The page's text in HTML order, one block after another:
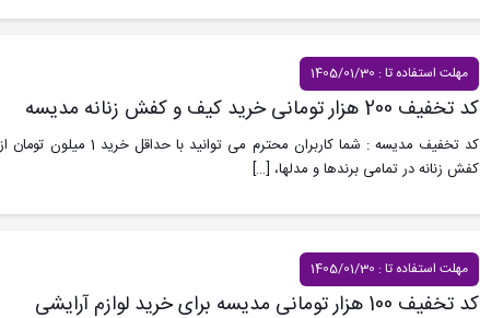
مهلت استفاده تا : 1405/01/30
کد تخفیف 200 هزار تومانی خرید کیف و کفش زنانه مدیسه
کد تخفیف مدیسه : شما کاربران محترم می
کفش زنانه در تمامی برندها و مدلها، […]
مهلت استفاده تا : 1405/01/30
کد تخفیف 100 هزار تومانی مدیسه برای خرید لوازم آرایشی